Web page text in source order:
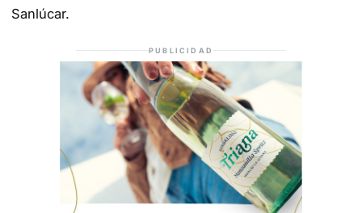
Sanlúcar.
PUBLICIDAD